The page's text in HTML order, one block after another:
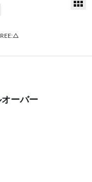
ーバー